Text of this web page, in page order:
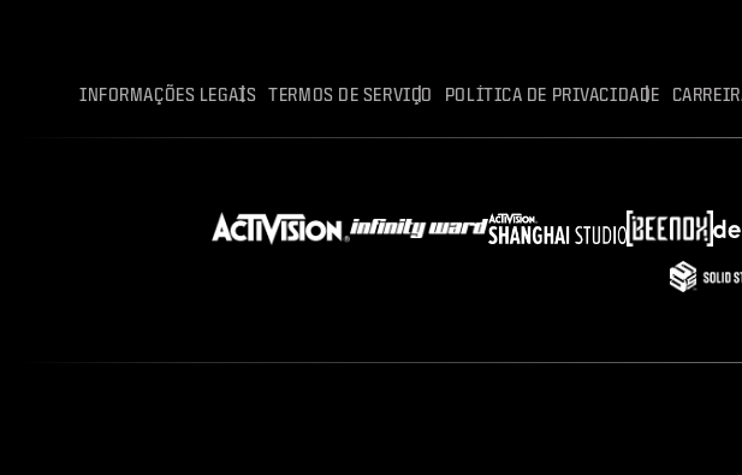
INFORMAÇÕES LEGAIS TERMOS DE SERVIÇO POLÍTICA DE PRIVACIDADE